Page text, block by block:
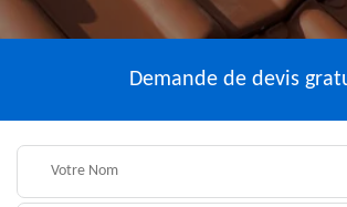
Demande de devis